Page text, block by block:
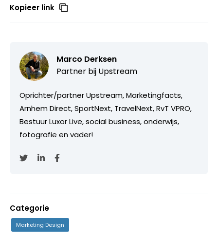
Kopieer link
Marco Derksen
Partner bij Upstream
Oprichter/partner Upstream, Marketingfacts,
Arnhem Direct, SportNext, TravelNext, RvT VPRO,
Bestuur Luxor Live, social business, onderwijs,
fotografie en vader!
Categorie
Marketing Design